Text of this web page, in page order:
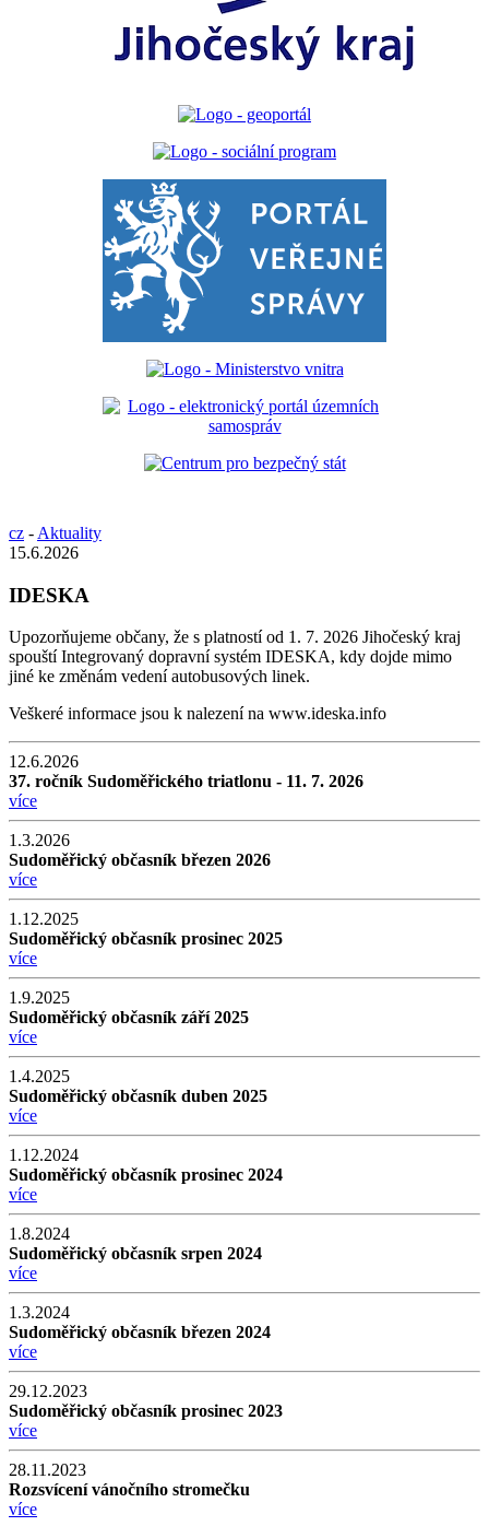
cz - Aktuality
15.6.2026
IDESKA
Upozorňujeme občany, že s platností od 1. 7. 2026 Jihočeský kraj
spouští Integrovaný dopravní systém IDESKA, kdy dojde mimo
jiné ke změnám vedení autobusových linek.
Veškeré informace jsou k nalezení na www.ideska.info
12.6.2026
37. ročník Sudoměřického triatlonu - 11. 7. 2026
více
1.3.2026
Sudoměřický občasník březen 2026
více
1.12.2025
Sudoměřický občasník prosinec 2025
více
1.9.2025
Sudoměřický občasník září 2025
více
1.4.2025
Sudoměřický občasník duben 2025
více
1.12.2024
Sudoměřický občasník prosinec 2024
více
1.8.2024
Sudoměřický občasník srpen 2024
více
1.3.2024
Sudoměřický občasník březen 2024
více
29.12.2023
Sudoměřický občasník prosinec 2023
více
28.11.2023
Rozsvícení vánočního stromečku
více